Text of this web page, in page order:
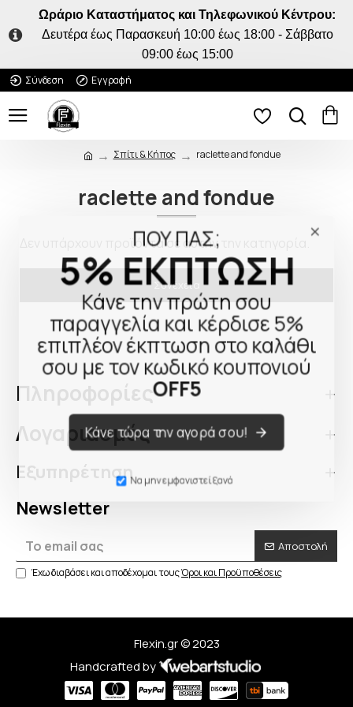
ΠΟΥ ΠΑΣ;
5% ΕΚΠΤΩΣΗ
Κάνε την πρώτη σου
παραγγελία και κέρδισε 5%
επιπλέον έκπτωση στο καλάθι
σου με τον κωδικό κουπονιού
OFF5
Κάνε τώρα την αγορά σου!
Να μην εμφανιστεί ξανά
Ωράριο Καταστήματος και Τηλεφωνικού Κέντρου:
Δευτέρα έως Παρασκευή 10:00 έως 18:00 - Σάββατο
09:00 έως 15:00
Σύνδεση
Εγγραφή
Σπίτι & Κήπος raclette and fondue
raclette and fondue
Δεν υπάρχουν προϊόντα σε αυτήν την κατηγορία.
Συνέχεια
Πληροφορίες
Λογαριασμός
Εξυπηρέτηση
Newsletter
Αποστολή
Έχω διαβάσει και αποδέχομαι τουςΌροι και Προϋποθέσεις
Flexin.gr © 2023
Handcrafted by